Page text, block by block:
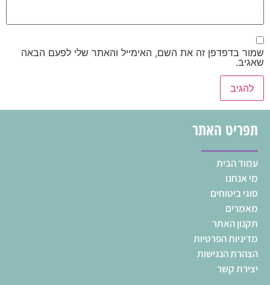
שמור בדפדפן זה את השם, האימייל והאתר שלי לפעם הבאה
שאגיב.
תפריט האתר
עמוד הבית
מי אנחנו
סוגי ביטוחים
מאמרים
תקנון האתר
מדיניות הפרטיות
הצהרת הנגישות
יצירת קשר